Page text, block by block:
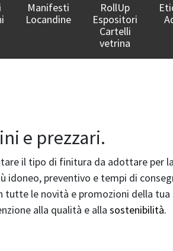
Manifesti
Locandine
RollUp
Espositori
Cartelli
vetrina
e prezzari.
il tipo di finitura da adottare per
preventivo e tempi di
le novità e promozioni della
alla qualità e allasostenibilità.